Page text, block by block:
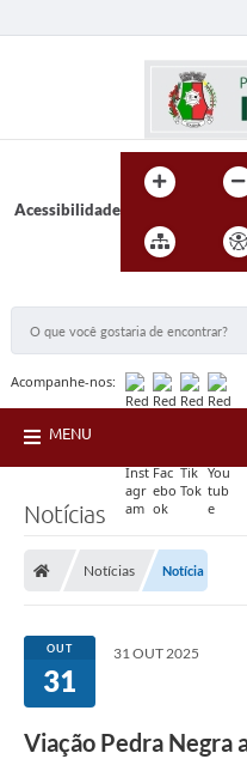
Acessibilidade
Acompanhe-nos:
MENU
Notícias
Notícias Notícia
OUT
31
31 OUT 2025
Viação Pedra Negra